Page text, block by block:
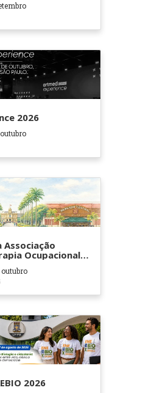
2026
Associação
Ocupacional
e
- ATOHOSP
2026